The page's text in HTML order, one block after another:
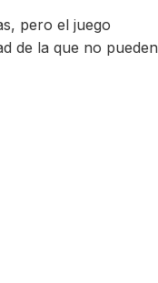
pero el juego
de la que no pueden